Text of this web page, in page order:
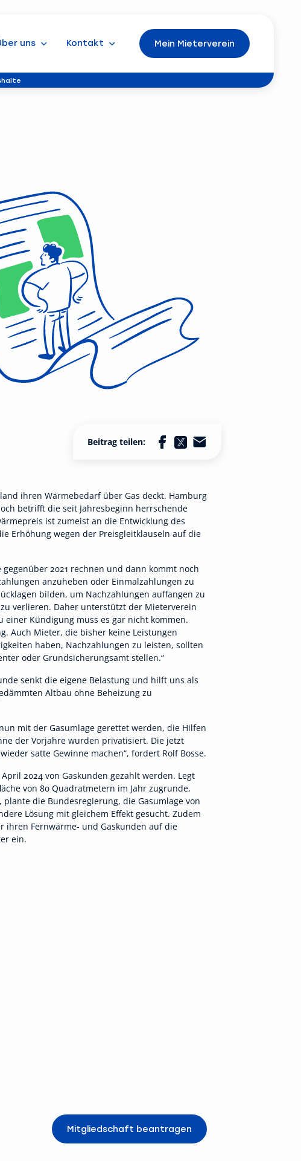
uns Kontakt Mein Mieterverein
Beitrag teilen:
ihren Wärmebedarf über Gas deckt. Hamburg
betrifft die seit Jahresbeginn herrschende
ist zumeist an die Entwicklung des
Erhöhung wegen der Preisgleitklauseln auf die
2021 rechnen und dann kommt noch
anzuheben oder Einmalzahlungen zu
bilden, um Nachzahlungen auffangen zu
verlieren. Daher unterstützt der Mieterverein
Kündigung muss es gar nicht kommen.
Auch Mieter, die bisher keine Leistungen
haben, Nachzahlungen zu leisten, sollten
oder Grundsicherungsamt stellen.“
senkt die eigene Belastung und hilft uns als
Altbau ohne Beheizung zu
mit der Gasumlage gerettet werden, die Hilfen
der Vorjahre wurden privatisiert. Die jetzt
satte Gewinne machen“, fordert Rolf Bosse.
2024 von Gaskunden gezahlt werden. Legt
von 80 Quadratmetern im Jahr zugrunde,
die Bundesregierung, die Gasumlage von
Lösung mit gleichem Effekt gesucht. Zudem
ihren Fernwärme- und Gaskunden auf die
ein.
Mitgliedschaft beantragen